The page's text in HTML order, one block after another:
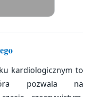
kardiologicznym to
pozwala na